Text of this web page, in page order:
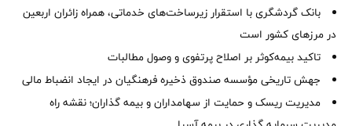
بانک گردشگری با استقرار زیرساخت‌های خدماتی، همراه زائران اربعین
در مرزهای کشور است
تاکید بیمه‌کوثر بر اصلاح پرتفوی و وصول مطالبات ‌
جهش تاریخی مؤسسه صندوق ذخیره فرهنگیان در ایجاد انضباط مالی
مدیریت ریسک و حمایت از سهامداران و بیمه گذاران؛ نقشه راه